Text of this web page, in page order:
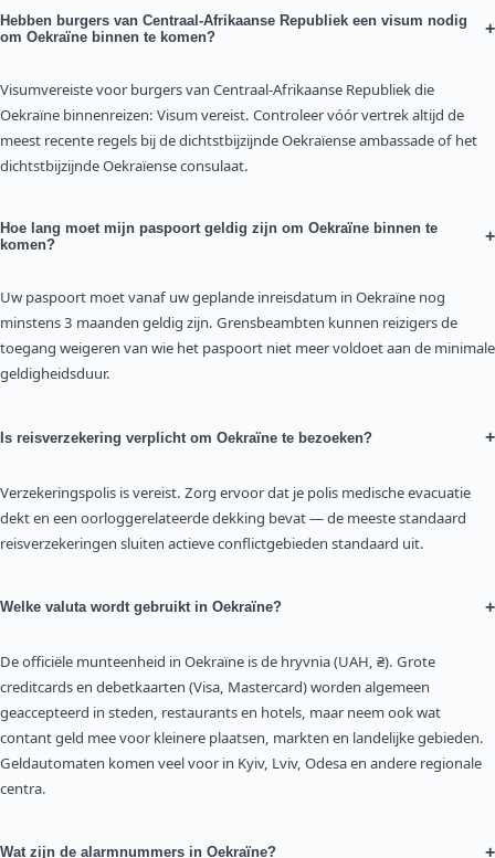
Hebben burgers van Centraal-Afrikaanse Republiek een visum nodig
om Oekraïne binnen te komen?
+
Visumvereiste voor burgers van Centraal-Afrikaanse Republiek die
Oekraïne binnenreizen: Visum vereist. Controleer vóór vertrek altijd de
meest recente regels bij de dichtstbijzijnde Oekraïense ambassade of het
dichtstbijzijnde Oekraïense consulaat.
Hoe lang moet mijn paspoort geldig zijn om Oekraïne binnen te
komen?
+
Uw paspoort moet vanaf uw geplande inreisdatum in Oekraïne nog
minstens 3 maanden geldig zijn. Grensbeambten kunnen reizigers de
toegang weigeren van wie het paspoort niet meer voldoet aan de minimale
geldigheidsduur.
Is reisverzekering verplicht om Oekraïne te bezoeken? +
Verzekeringspolis is vereist. Zorg ervoor dat je polis medische evacuatie
dekt en een oorloggerelateerde dekking bevat — de meeste standaard
reisverzekeringen sluiten actieve conflictgebieden standaard uit.
Welke valuta wordt gebruikt in Oekraïne? +
De officiële munteenheid in Oekraïne is de hryvnia (UAH, ₴). Grote
creditcards en debetkaarten (Visa, Mastercard) worden algemeen
geaccepteerd in steden, restaurants en hotels, maar neem ook wat
contant geld mee voor kleinere plaatsen, markten en landelijke gebieden.
Geldautomaten komen veel voor in Kyiv, Lviv, Odesa en andere regionale
centra.
Wat zijn de alarmnummers in Oekraïne? +